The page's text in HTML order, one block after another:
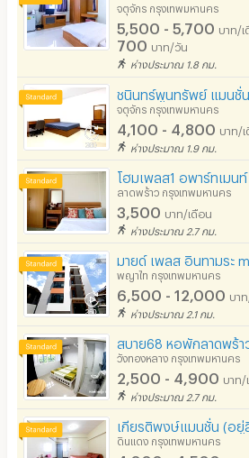
จตุจักร กรุงเทพมหานคร
5,500 - 5,700 บาท/เ
700 บาท/วัน
ห่างประมาณ 1.8 กม.
ชนินทร์พูนทรัพย์ แมนชั่น
จตุจักร กรุงเทพมหานคร
4,100 - 4,800 บาท/
ห่างประมาณ 1.9 กม.
โฮมเพลส1 อพาร์ทเมนท์
ลาดพร้าว กรุงเทพมหานคร
3,500 บาท/เดือน
ห่างประมาณ 2.7 กม.
มายด์ เพลส อินทามระ
พญาไท กรุงเทพมหานคร
6,500 - 12,000 บา
ห่างประมาณ 2.1 กม.
สบาย68 หอพักลาดพร้
วังทองหลาง กรุงเทพมหานคร
2,500 - 4,900 บาท/
ห่างประมาณ 2.7 กม.
เกียรติพงษ์แมนชั่น (อยู่
ดินแดง กรุงเทพมหานคร